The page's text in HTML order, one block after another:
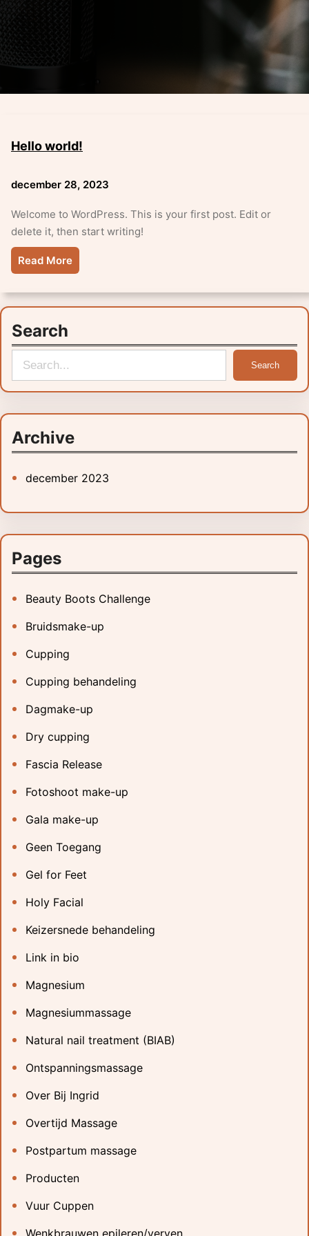
Hello world!
december 28, 2023
Welcome to WordPress. This is your first post. Edit or
delete it, then start writing!
Read More
Search
a
h
Search
Archive
december 2023
Pages
Beauty Boots Challenge
Bruidsmake-up
Cupping
Cupping behandeling
Dagmake-up
Dry cupping
Fascia Release
Fotoshoot make-up
Gala make-up
Geen Toegang
Gel for Feet
Holy Facial
Keizersnede behandeling
Link in bio
Magnesium
Magnesiummassage
Natural nail treatment (BIAB)
Ontspanningsmassage
Over Bij Ingrid
Overtijd Massage
Postpartum massage
Producten
Vuur Cuppen
Wenkbrauwen epileren/verven